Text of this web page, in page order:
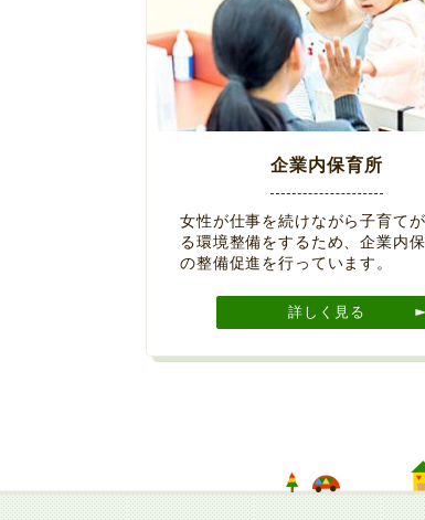
企業内保育所
女性が仕事を続けながら子育てが
る環境整備をするため、企業内
の整備促進を行っています。
詳しく見る